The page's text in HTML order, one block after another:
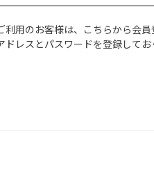
利用のお客様は、こちらから会員
ドレスとパスワードを登録して